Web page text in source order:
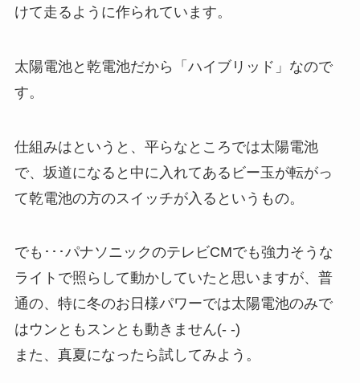
けて走るように作られています。
太陽電池と乾電池だから「ハイブリッド」なので
す。
仕組みはというと、平らなところでは太陽電池
で、坂道になると中に入れてあるビー玉が転がっ
て乾電池の方のスイッチが入るというもの。
でも･･･パナソニックのテレビCMでも強力そうな
ライトで照らして動かしていたと思いますが、普
通の、特に冬のお日様パワーでは太陽電池のみで
はウンともスンとも動きません(- -)
また、真夏になったら試してみよう。